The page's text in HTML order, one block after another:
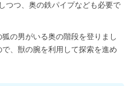
つつ、奥の鉄パイプなども必要で
の男がいる奥の階段を登りまし
で、獣の腕を利用して探索を進め